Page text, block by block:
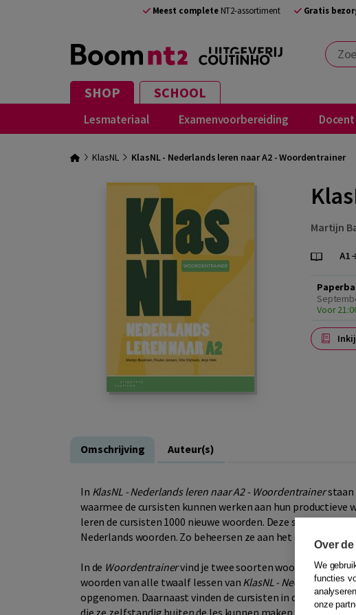
Meest completeNT2-assortiment Gratis
Zoek
SHOP SCHOOL
Lesmateriaal Examenvoorbereiding Docent
KlasNL KlasNL - Nederlands leren naar A2 - Woordentrainer
Martijn
Voor
Omschrijving Auteur(s)
In KlasNL - Nederlands leren naar A2 - Woordentrainerstaan
waarmee de cursisten kunnen werken aan hun
leren de cursisten 1000 nieuwe woorden. Deze selectie is
Nederlands woorden. Zo beheersen ze aan het einde van
In de Woordentrainervind je twee soorten woordenlijsten:
woorden van alle twaalf lessen van KlasNL - Nederlands
opgenomen. Daarnaast vinden de cursisten in de
die ze zelfstandig buiten de les kunnen maken. De
Over
We
functies
onze